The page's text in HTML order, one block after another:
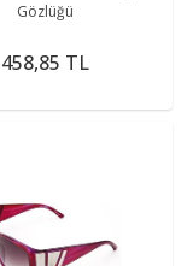
Gözlüğü
458,85 TL